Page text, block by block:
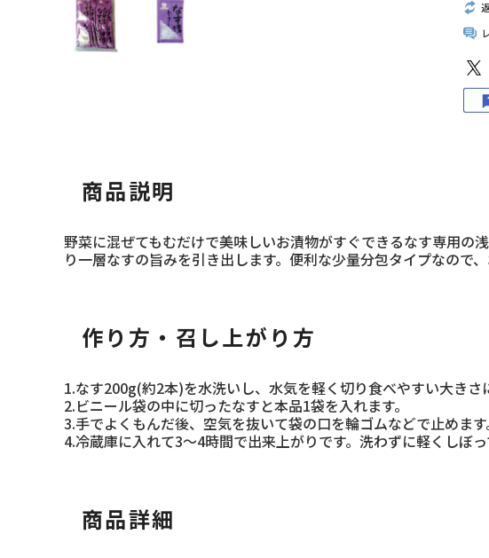
商品説明
野菜に混ぜてもむだけで美味しいお漬物がすぐできるなす専用の
り一層なすの旨みを引き出します。便利な少量分包タイプなので
作り方・召し上がり方
1.なす200g(約2本)を水洗いし、水気を軽く切り食べやすい大きさ
2.ビニール袋の中に切ったなすと本品1袋を入れます。
3.手でよくもんだ後、空気を抜いて袋の口を輪ゴムなどで止めます
4.冷蔵庫に入れて3～4時間で出来上がりです。洗わずに軽くしぼ
商品詳細